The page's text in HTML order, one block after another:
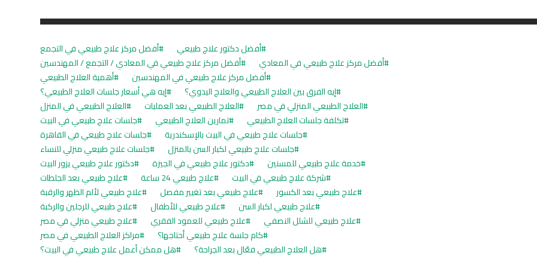
أفضل دكتور علاج طبيعي
أفضل مركز علاج طبيعي في التجمع
أفضل مركز علاج طبيعي في المعادي
أفضل مركز علاج طبيعي في المعادي / التجمع / المهندسين
أفضل مركز علاج طبيعي في المهندسين
أهمية العلاج الطبيعي
إيه الفرق بين العلاج الطبيعي والعلاج اليدوي؟
إيه هي أسعار جلسات العلاج الطبيعي؟
العلاج الطبيعي المنزلي في مصر
العلاج الطبيعي بعد العمليات
العلاج الطبيعي في المنزل
تكلفة جلسات العلاج الطبيعي
تمارين العلاج الطبيعي
جلسات علاج طبيعي في البيت
جلسات علاج طبيعي في البيت بالإسكندرية
جلسات علاج طبيعي في القاهرة
جلسات علاج طبيعي لكبار السن بالمنزل
جلسات علاج طبيعي منزلي للنساء
خدمة علاج طبيعي للمسنين
دكتور علاج طبيعي في الجيزة
دكتور علاج طبيعي يزور البيت
شركة علاج طبيعي في البيت
علاج طبيعي 24 ساعة
علاج طبيعي بعد الجلطات
علاج طبيعي بعد الكسور
علاج طبيعي بعد تغيير مفصل
علاج طبيعي لألم الظهر والرقبة
علاج طبيعي لكبار السن
علاج طبيعي للأطفال
علاج طبيعي للرجلين والركبة
علاج طبيعي للشلل النصفي
علاج طبيعي للعمود الفقري
علاج طبيعي منزلي في مصر
كام جلسة علاج طبيعي أحتاجها؟
مراكز العلاج الطبيعي في مصر
هل العلاج الطبيعي فعّال بعد الجراحة؟
هل ممكن أعمل علاج طبيعي في البيت؟